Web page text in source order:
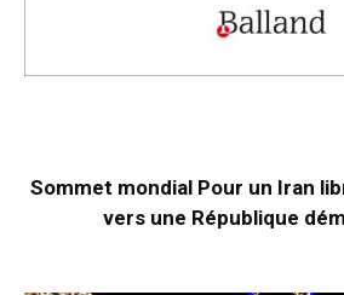
Sommet mondial Pour un Iran
vers une République